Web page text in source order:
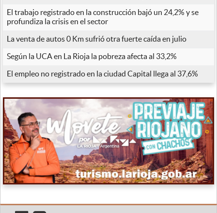
El trabajo registrado en la construcción bajó un 24,2% y se
profundiza la crisis en el sector
La venta de autos 0 Km sufrió otra fuerte caída en julio
Según la UCA en La Rioja la pobreza afecta al 33,2%
El empleo no registrado en la ciudad Capital llega al 37,6%